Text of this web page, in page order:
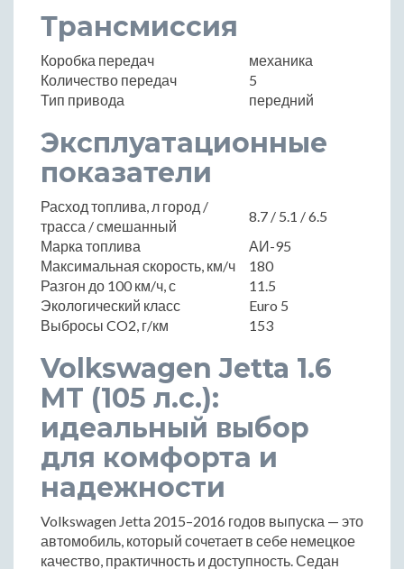
Трансмиссия
Коробка передач
механика
Количество передач
5
Тип привода
передний
Эксплуатационные
показатели
Расход топлива, л город /
трасса / смешанный
8.7 / 5.1 / 6.5
Марка топлива
АИ-95
Максимальная скорость, км/ч
180
Разгон до 100 км/ч, с
11.5
Экологический класс
Euro 5
Выбросы CO2, г/км
153
Volkswagen Jetta 1.6
MT (105 л.с.):
идеальный выбор
для комфорта и
надежности
Volkswagen Jetta 2015–2016 годов выпуска — это
автомобиль, который сочетает в себе немецкое
качество, практичность и доступность. Седан